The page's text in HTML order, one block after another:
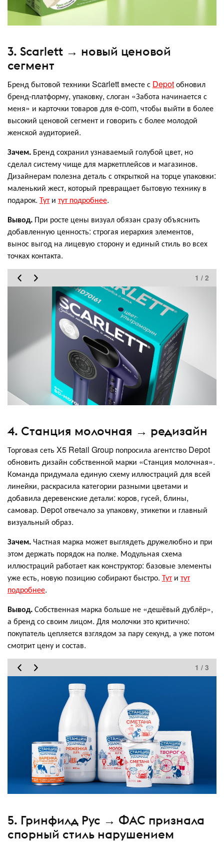
3. Scarlett → новый ценовой
сегмент
Бренд бытовой техники Scarlett вместе с Depotобновил
бренд-платформу, упаковку, слоган «Забота начинается с
меня» и карточки товаров для e-com, чтобы выйти в более
высокий ценовой сегмент и говорить с более молодой
женской аудиторией.
Зачем. Бренд сохранил узнаваемый голубой цвет, но
сделал систему чище для маркетплейсов и магазинов.
Дизайнерам полезна деталь с открыткой на торце упаковки:
маленький жест, который превращает бытовую технику в
подарок. Тут и тут подробнее.
Вывод. При росте цены визуал обязан сразу объяснить
добавленную ценность: строгая иерархия элементов,
вынос выгод на лицевую сторону и единый стиль во всех
точках контакта.
1 / 2
4. Станция молочная → редизайн
Торговая сеть X5 Retail Group попросила агентство Depot
обновить дизайн собственной марки «Станция молочная».
Команда придумала единую схему иллюстраций для всей
линейки, раскрасила категории разными цветами и
добавила деревенские детали: коров, гусей, блины,
самовар. Depot отвечало за упаковку, этикетки и главный
визуальный образ.
Зачем.Частная марка может выглядеть дружелюбно и при
этом держать порядок на полке. Модульная схема
иллюстраций работает как конструктор: базовые элементы
уже есть, новую позицию собирают быстро. Тут и тут
подробнее.
Вывод.Собственная марка больше не «дешёвый дублёр»,
а бренд со своим лицом. Для молочки это критично:
покупатель цепляется взглядом за пару секунд, а уже потом
смотрит цену и состав.
1 / 3
5. Гринфилд Рус → ФАС признала
спорный стиль нарушением